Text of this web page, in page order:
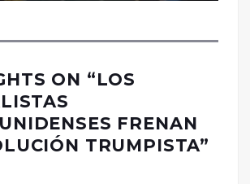
ON “LOS
FRENAN
TRUMPISTA”